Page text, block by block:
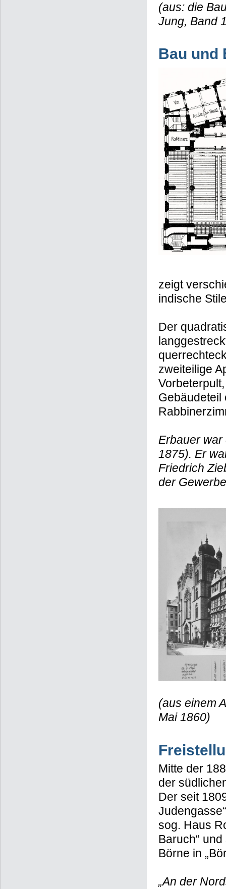
(aus: die
Jung, Band
Bau und
zeigt
indische
Der
zweiteilige
Gebäudeteil
Erbauer war
1875). Er
Friedrich
der
(aus einem
Mai 1860)
Mitte der
der
Der seit
sog. Haus
Baruch“
Börne in
„An der